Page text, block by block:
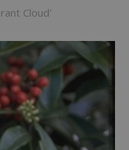
Cloud'